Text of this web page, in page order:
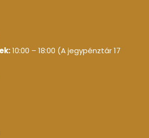
10:00 – 18:00 (A jegypénztár 17